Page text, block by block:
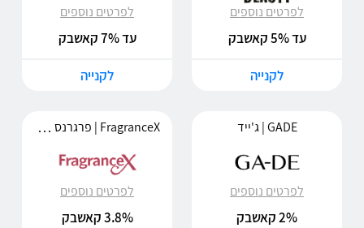
לפרטים נוספים
עד 5% קאשבק
לקנייה
לפרטים נוספים
עד 7% קאשבק
לקנייה
GADE | ג'ייד
לפרטים נוספים
2% קאשבק
FragranceX | פרגרנס איקס
לפרטים נוספים
3.8% קאשבק